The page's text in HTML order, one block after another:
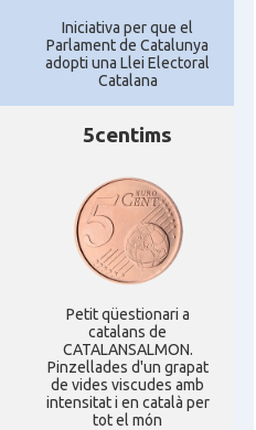
Iniciativa per que el
Parlament de Catalunya
adopti una Llei Electoral
Catalana
5centims
Petit qüestionari a
catalans de
CATALANSALMON.
Pinzellades d'un grapat
de vides viscudes amb
intensitat i en català per
tot el món